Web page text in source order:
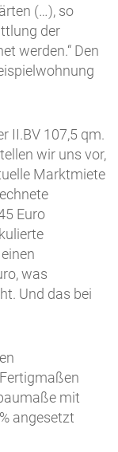
(…), so
der
werden.“ Den
II.BV 107,5 qm.
wir uns vor,
Marktmiete
Euro
was
Und das bei
mit
angesetzt